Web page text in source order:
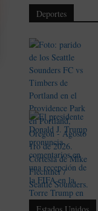
Deportes